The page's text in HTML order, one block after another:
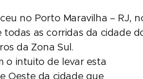
no Porto Maravilha – RJ,
todas as corridas da cidade
da Zona Sul.
o intuito de levar esta
Oeste da cidade que